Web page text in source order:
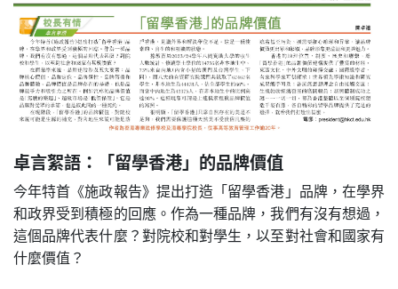
卓言絮語：「留學香港」的品牌價值
今年特首《施政報告》提出打造「留學香港」品牌，在學界
和政界受到積極的回應。作為一種品牌，我們有沒有想過，
這個品牌代表什麼？對院校和對學生，以至對社會和國家有
什麼價值？